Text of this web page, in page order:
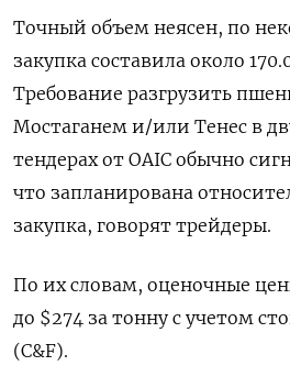
Точный объем неясен, по
закупка составила около
Требование разгрузить
Мостаганем и/или Тенес в
тендерах от OAIC обычно
что запланирована
закупка, говорят трейдеры.
По их словам, оценочные
до $274 за тонну с учетом
(С&F).